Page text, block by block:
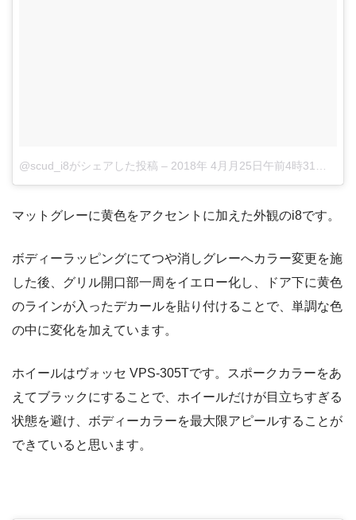
@scud_i8がシェアした投稿 – 2018年 4月月25日午前4時31分PDT
マットグレーに黄色をアクセントに加えた外観のi8です。
ボディーラッピングにてつや消しグレーへカラー変更を施
した後、グリル開口部一周をイエロー化し、ドア下に黄色
のラインが入ったデカールを貼り付けることで、単調な色
の中に変化を加えています。
ホイールはヴォッセ VPS-305Tです。スポークカラーをあ
えてブラックにすることで、ホイールだけが目立ちすぎる
状態を避け、ボディーカラーを最大限アピールすることが
できていると思います。